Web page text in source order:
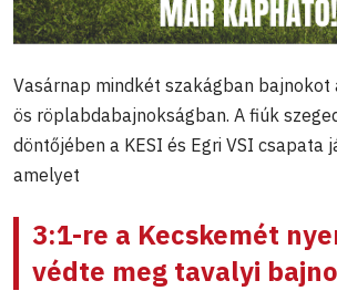
Vasárnap mindkét szakágban
ös röplabdabajnokságban. A fiúk
döntőjében a KESI és Egri VSI csapata
amelyet
3:1-re a Kecskemét
védte meg tavalyi